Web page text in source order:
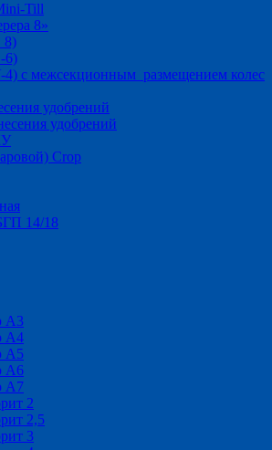
Till
8»
8)
6)
с межсекционным размещением колес
удобрений
удобрений
Crop
14/18
А3
А4
А5
А6
А7
2
2,5
3